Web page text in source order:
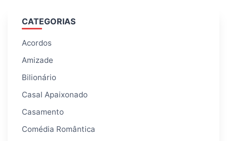
CATEGORIAS
Acordos
Amizade
Bilionário
Casal Apaixonado
Casamento
Comédia Romântica